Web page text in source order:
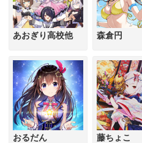
あおぎり高校他 森倉円
おるだん 藤ちょこ